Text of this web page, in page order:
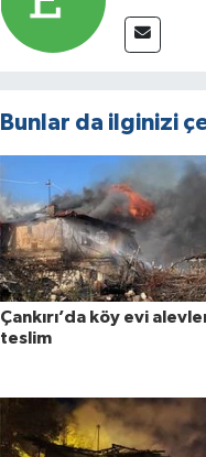
Bunlar da ilginizi
Çankırı’da köy evi
teslim